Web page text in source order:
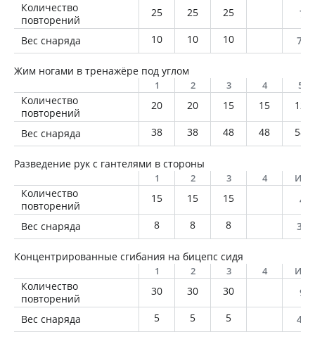
Количество
повторений
25 25 25
75
Вес снаряда
10 10 10 750
Жим ногами в тренажёре под углом
1 2 3 4 5
Количество
повторений
20 20 15 15 12
Вес снаряда 38 38 48 48 58
Разведение рук с гантелями в стороны
1 2 3 4
Количество
повторений
15 15 15
45
Вес снаряда
8 8 8 360
Концентрированные сгибания на бицепс сидя
1 2 3 4
Количество
повторений
30 30 30
90
Вес снаряда
5 5 5 450